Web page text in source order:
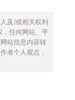
及/或相关权利
，任何网站、平
站信息内容转
者个人观点，